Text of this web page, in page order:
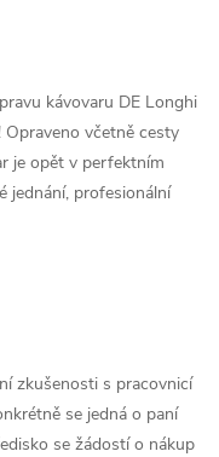
kávovaru DE Longhi
Opraveno včetně cesty
je opět v perfektním
jednání, profesionální
zkušenosti s pracovnicí
se jedná o paní
se žádostí o nákup